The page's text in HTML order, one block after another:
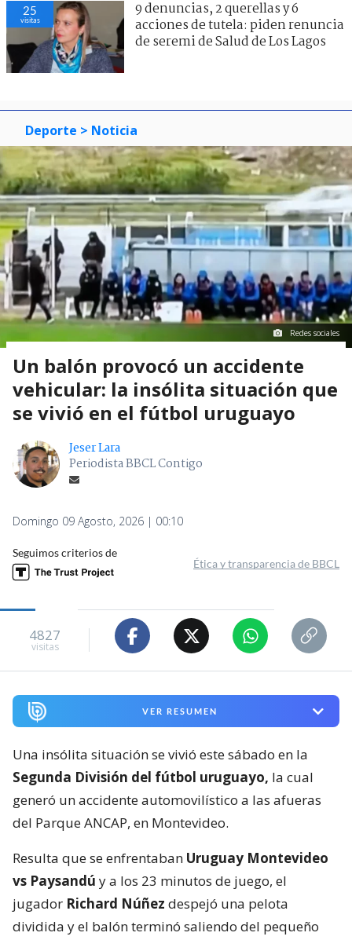
25
visitas
9 denuncias, 2 querellas y 6
acciones de tutela: piden renuncia
de seremi de Salud de Los Lagos
Deporte > Noticia
Redes sociales
Un balón provocó un accidente
vehicular: la insólita situación que
se vivió en el fútbol uruguayo
Jeser Lara
Periodista BBCL Contigo
Domingo 09 Agosto, 2026 | 00:10
Seguimos criterios de
Ética y transparencia de BBCL
4827
visitas
VER RESUMEN
Una insólita situación se vivió este sábado en la
Segunda División del fútbol uruguayo, la cual
generó un accidente automovilístico a las afueras
del Parque ANCAP, en Montevideo.
Resulta que se enfrentaban Uruguay Montevideo
vs Paysandú y a los 23 minutos de juego, el
jugador Richard Núñez despejó una pelota
dividida y el balón terminó saliendo del pequeño